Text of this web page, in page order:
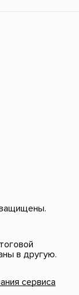
в другую.
сервиса